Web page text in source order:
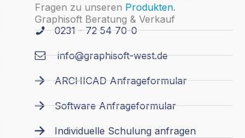
Fragen zu unseren Produkten.
Graphisoft Beratung & Verkauf
0231 - 72 54 70-0
info@graphisoft-west.de
ARCHICAD Anfrageformular
Software Anfrageformular
Individuelle Schulung anfragen